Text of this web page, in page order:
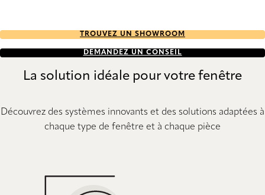
TROUVEZ UN SHOWROOM
DEMANDEZ UN CONSEIL
La solution idéale pour votre fenêtre
Découvrez des systèmes innovants et des solutions adaptées à
chaque type de fenêtre et à chaque pièce